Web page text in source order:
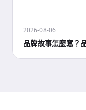
2026-08-06
品牌故事怎麼寫？